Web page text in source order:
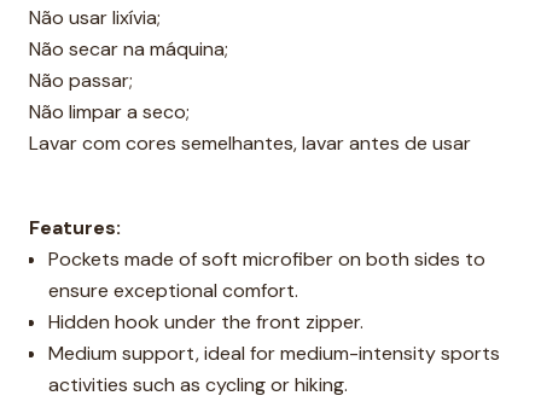
Não usar lixívia;
Não secar na máquina;
Não passar;
Não limpar a seco;
Lavar com cores semelhantes, lavar antes de usar
Features:
Pockets made of soft microfiber on both sides to
ensure exceptional comfort.
Hidden hook under the front zipper.
Medium support, ideal for medium-intensity sports
activities such as cycling or hiking.